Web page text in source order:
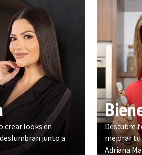
crear looks en
junto a
Descubre
mejorar tu
Adriana